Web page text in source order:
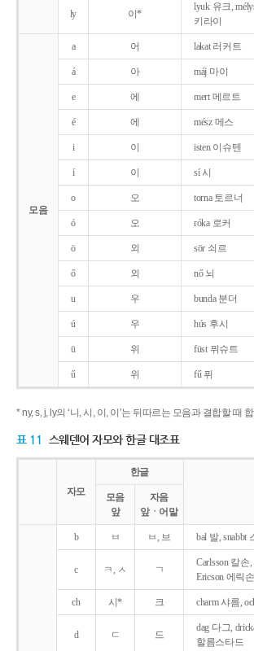
ly 이*
lyuk 유크,
키라이
모음
a 어 lakat 러커트
á 아 máj 마이
e 에 mert 메르트
é 에 mész 메스
i 이 isten 이슈텐
í 이 sí 시
o 오 torna 토르너
ó 오 róka 로커
ö 외 sör 쇠르
ő 외 nő 뇌
u 우 bunda 분더
ú 우 hús 후시
ü 위 füst 퓌슈트
ű 위 fű 퓌
* ny, s, j, ly의 ‘니, 시, 이, 이’는 뒤따르는 모음과 결합할 때
표 11 스웨덴어 자모와 한글 대조표
자모
한글
모음
앞
자음
앞ㆍ어말
b ㅂ ㅂ, 브 bal 발, snabbt
c ㅋ, ㅅ ㄱ
Carlsson 칼손
Ericson 에릭손
ch 시* 크 charm 샤름,
d ㄷ 드
dag 다그,
할름스타드